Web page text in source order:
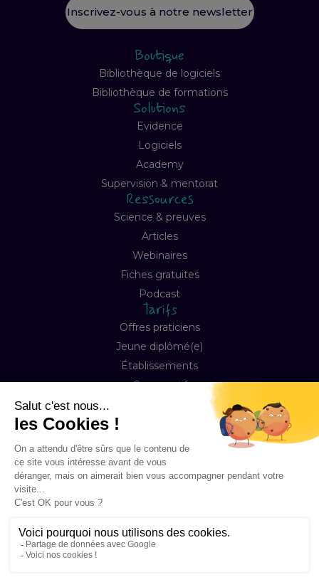
Inscrivez-vous à notre newsletter
Boutique
Bibliothèque de logiciels
Bibliothèque de formations
Solutions
Evidence
Logiciels
Academy
Supervision & mentorat
Ressources
Science & preuves
Articles
Webinaires
Fiches gratuites
Podcast
Tarifs
Offres praticiens
Jeune diplômé(e)
Établissements
Comparatif
FAQ
Copyright © 2026 Happyneuron, Tous droits réservés
Mentions légales